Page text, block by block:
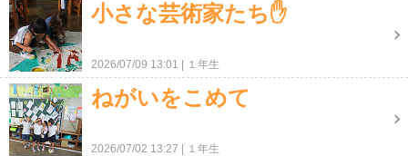
小さな芸術家たち✋
2026/07/09 13:01 １年生
ねがいをこめて
2026/07/02 13:27 １年生